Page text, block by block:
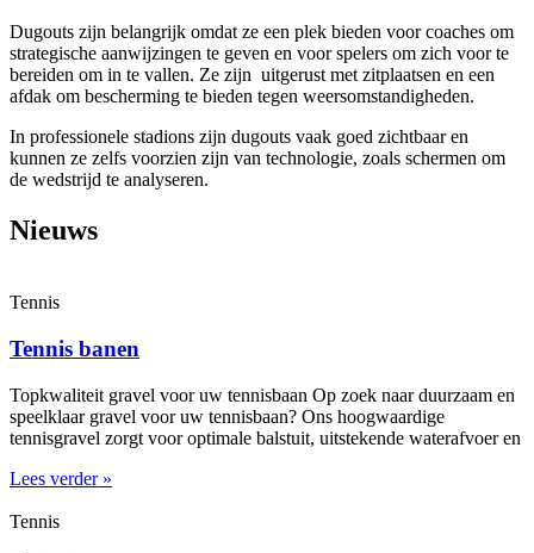
Dugouts zijn belangrijk omdat ze een plek bieden voor coaches om
strategische aanwijzingen te geven en voor spelers om zich voor te
bereiden om in te vallen. Ze zijn uitgerust met zitplaatsen en een
afdak om bescherming te bieden tegen weersomstandigheden.
In professionele stadions zijn dugouts vaak goed zichtbaar en
kunnen ze zelfs voorzien zijn van technologie, zoals schermen om
de wedstrijd te analyseren.
Nieuws
Tennis
Tennis banen
Topkwaliteit gravel voor uw tennisbaan Op zoek naar duurzaam en
speelklaar gravel voor uw tennisbaan? Ons hoogwaardige
tennisgravel zorgt voor optimale balstuit, uitstekende waterafvoer en
Lees verder »
Tennis